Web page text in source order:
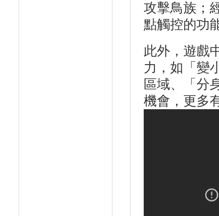
攻擊鳥族；
點觸控的功
此外，遊戲
力，如「變
區域、「分
機會，更多